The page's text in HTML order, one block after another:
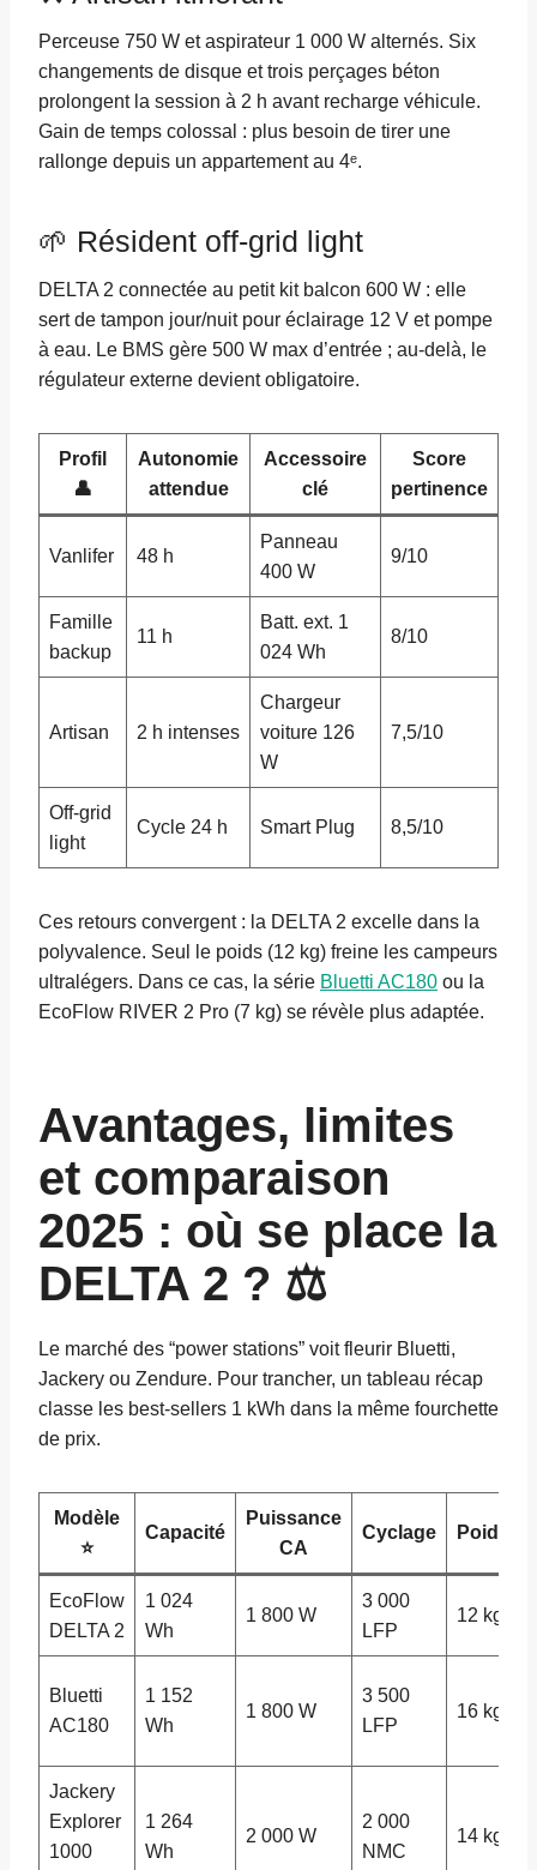
Perceuse 750 W et aspirateur 1 000 W alternés. Six
changements de disque et trois perçages béton
prolongent la session à 2 h avant recharge véhicule.
Gain de temps colossal : plus besoin de tirer une
rallonge depuis un appartement au 4ᵉ.
🌱 Résident off-grid light
DELTA 2 connectée au petit kit balcon 600 W : elle
sert de tampon jour/nuit pour éclairage 12 V et pompe
à eau. Le BMS gère 500 W max d’entrée ; au-delà, le
régulateur externe devient obligatoire.
Profil
👤
Autonomie
attendue
Accessoire
clé
Score
pertinence
Vanlifer 48 h
Panneau
400 W
9/10
Famille
backup
11 h
Batt. ext. 1
024 Wh
8/10
Artisan 2 h intenses
Chargeur
voiture 126
W
7,5/10
Off-grid
light
Cycle 24 h Smart Plug 8,5/10
Ces retours convergent : la DELTA 2 excelle dans la
polyvalence. Seul le poids (12 kg) freine les campeurs
ultralégers. Dans ce cas, la série Bluetti AC180 ou la
EcoFlow RIVER 2 Pro (7 kg) se révèle plus adaptée.
Avantages, limites
et comparaison
2025 : où se place la
DELTA 2 ? ⚖️
Le marché des “power stations” voit fleurir Bluetti,
Jackery ou Zendure. Pour trancher, un tableau récap
classe les best-sellers 1 kWh dans la même fourchette
de prix.
Modèle
⭐
Capacité
Puissance
CA
Cyclage Poids
EcoFlow
DELTA 2
1 024
Wh
1 800 W
3 000
LFP
12 kg
Bluetti
AC180
1 152
Wh
1 800 W
3 500
LFP
16 kg
Jackery
Explorer
1000
1 264
Wh
2 000 W
2 000
NMC
14 kg